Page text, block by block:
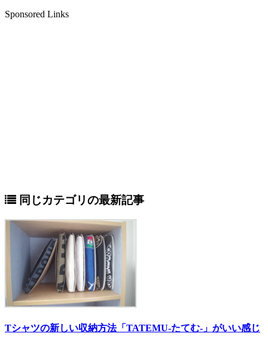
Sponsored Links
同じカテゴリの最新記事
Tシャツの新しい収納方法「TATEMU-たてむ-」がいい感じ